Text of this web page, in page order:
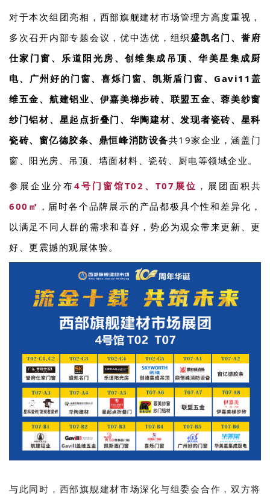
对于本次组团亮相，西部旗舰建材市场管理方高度重视，
多次召开内部专题会议，优中选优，组织盛凯名门、誉府
仕家门窗、乐道阳光房、创维集成吊顶、华美星集成厨
电、广州好的门窗、喜烁门窗、凯斯盾门窗、Gavi11盖
维五金、航建铝业、伊嘉美梯步砖、联盟五金、蓉美纱窗
纱门铝材、星起点折叠门、华陶建材、发现者瓷砖、星科
瓷砖、窗亿德胶条、鼎恒峰消防设备共19家企业，涵盖门
窗、阳光房、吊顶、墙面材料、瓷砖、厨电等领域企业。
参展企业分布4号门窗馆T02、T07展位 ，展团面积共
600㎡ ，届时各个品牌展示的产品都极具个性和差异化，
以满足不同人群的需求和喜好，势必为观众带来更新、更
好、更震撼的观展体验。
与此同时，西部旗舰建材市场深化与组委会合作，双方将